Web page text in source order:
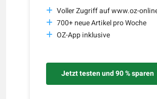
Voller Zugriff auf www.oz-
700+ neue Artikel pro Woche
OZ-App inklusive
Jetzt testen und 90 % sparen